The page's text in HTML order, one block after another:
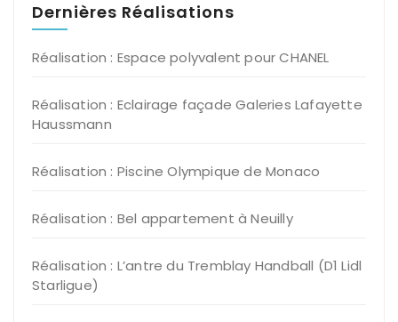
Dernières Réalisations
Réalisation : Espace polyvalent pour CHANEL
Réalisation : Eclairage façade Galeries Lafayette
Haussmann
Réalisation : Piscine Olympique de Monaco
Réalisation : Bel appartement à Neuilly
Réalisation : L’antre du Tremblay Handball (D1 Lidl
Starligue)